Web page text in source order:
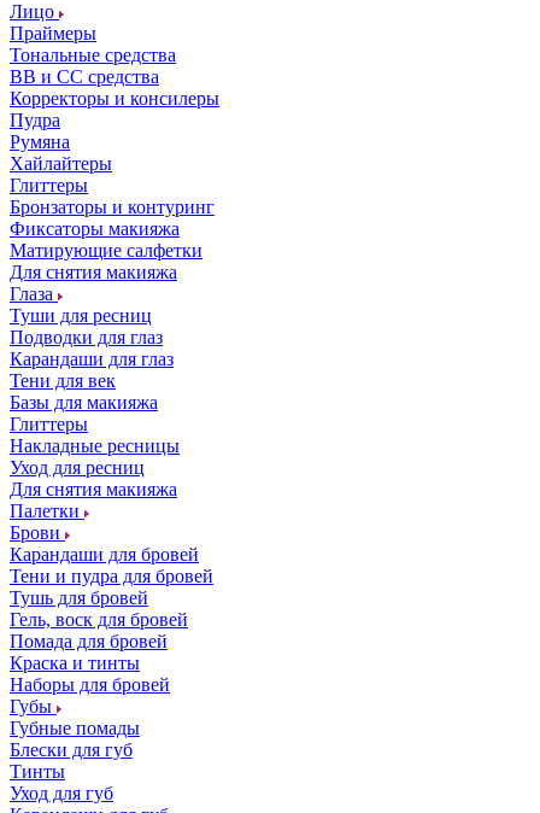
Лицо
Праймеры
Тональные средства
ВВ и СС средства
Корректоры и консилеры
Пудра
Румяна
Хайлайтеры
Глиттеры
Бронзаторы и контуринг
Фиксаторы макияжа
Матирующие салфетки
Для снятия макияжа
Глаза
Туши для ресниц
Подводки для глаз
Карандаши для глаз
Тени для век
Базы для макияжа
Глиттеры
Накладные ресницы
Уход для ресниц
Для снятия макияжа
Палетки
Брови
Карандаши для бровей
Тени и пудра для бровей
Тушь для бровей
Гель, воск для бровей
Помада для бровей
Краска и тинты
Наборы для бровей
Губы
Губные помады
Блески для губ
Тинты
Уход для губ